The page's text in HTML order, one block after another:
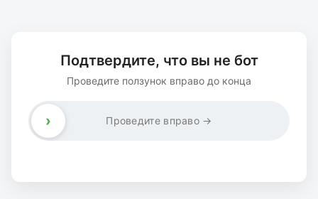
Подтвердите, что вы не бот
Проведите ползунок вправо до конца
Проведите вправо →
›